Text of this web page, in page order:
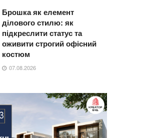
Брошка як елемент
ділового стилю: як
підкреслити статус та
оживити строгий офісний
костюм
07.08.2026